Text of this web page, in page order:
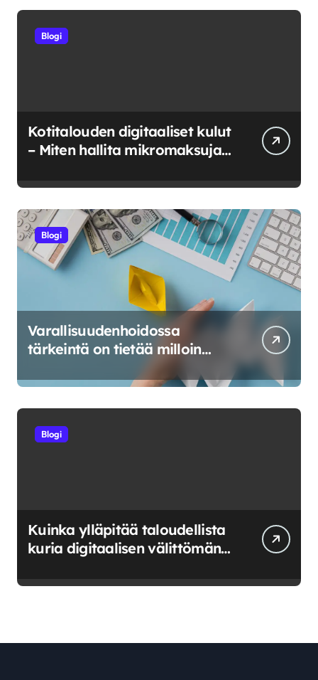
Blogi
Kotitalouden digitaaliset kulut
– Miten hallita mikromaksuja
Blogi
Varallisuudenhoidossa
tärkeintä on tietää milloin
Blogi
Kuinka ylläpitää taloudellista
kuria digitaalisen välittömän